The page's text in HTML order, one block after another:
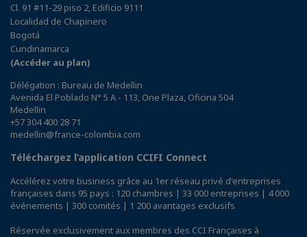
Cl. 91 #11-29 piso 2, Edificio 9111
Localidad de Chapinero
Bogotá
Cundinamarca
(Accéder au plan)
Délégation : Bureau de Medellin
Avenida El Poblado N° 5 A - 113, One Plaza, Oficina 504
Medellin
+57 304 400 28 71
medellin@france-colombia.com
Téléchargez l’application CCIFI Connect
Accélérez votre business grâce au 1er réseau privé d'entreprises
françaises dans 95 pays : 120 chambres | 33 000 entreprises | 4 000
événements | 300 comités | 1 200 avantages exclusifs
Réservée exclusivement aux membres des CCI Françaises à